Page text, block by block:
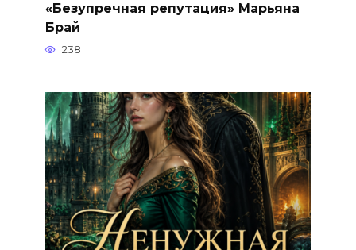
«Безупречная репутация» Марьяна
Брай
238